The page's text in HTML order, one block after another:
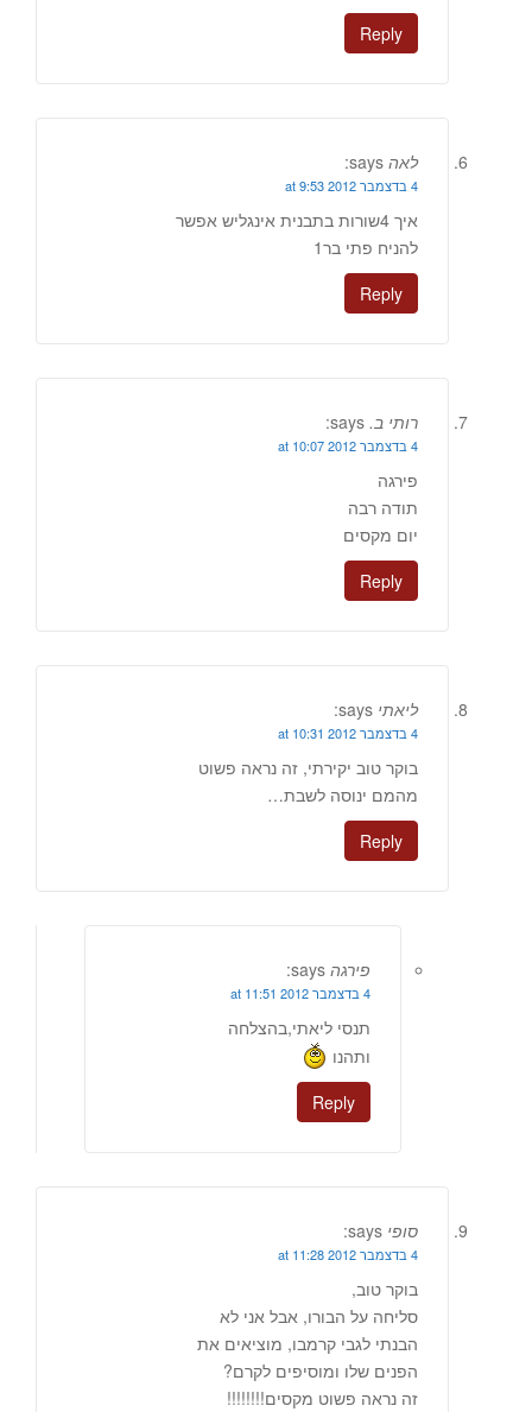
Reply
לאה says:
4 בדצמבר 2012 at 9:53
איך 4שורות בתבנית אינגליש אפשר
להניח פתי בר1
Reply
רותי ב. says:
4 בדצמבר 2012 at 10:07
פירגה
תודה רבה
יום מקסים
Reply
ליאתי says:
4 בדצמבר 2012 at 10:31
בוקר טוב יקירתי, זה נראה פשוט
מהמם ינוסה לשבת…
Reply
פירגה says:
4 בדצמבר 2012 at 11:51
תנסי ליאתי,בהצלחה
ותהנו
Reply
סופי says:
4 בדצמבר 2012 at 11:28
בוקר טוב,
סליחה על הבורו, אבל אני לא
הבנתי לגבי קרמבו, מוציאים את
הפנים שלו ומוסיפים לקרם?
זה נראה פשוט מקסים!!!!!!!!